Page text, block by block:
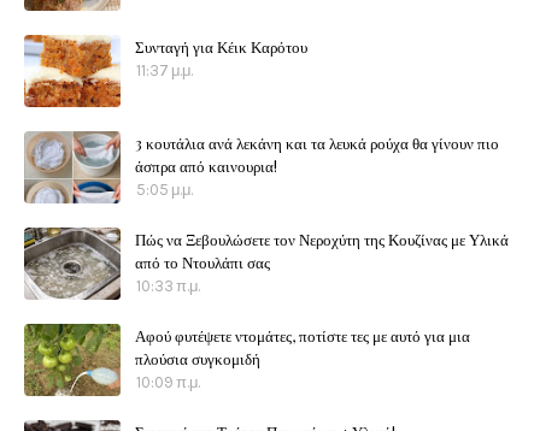
Συνταγή για Κέικ Καρότου
11:37 μ.μ.
3 κουτάλια ανά λεκάνη και τα λευκά ρούχα θα γίνουν πιο
άσπρα από καινουρια!
5:05 μ.μ.
Πώς να Ξεβουλώσετε τον Νεροχύτη της Κουζίνας με Υλικά
από το Ντουλάπι σας
10:33 π.μ.
Αφού φυτέψετε ντομάτες, ποτίστε τες με αυτό για μια
πλούσια συγκομιδή
10:09 π.μ.